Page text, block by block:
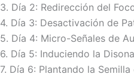
3. Día 2: Redirección del
4. Día 3: Desactivación de
5. Día 4: Micro-Señales de
6. Día 5: Induciendo la
7. Día 6: Plantando la